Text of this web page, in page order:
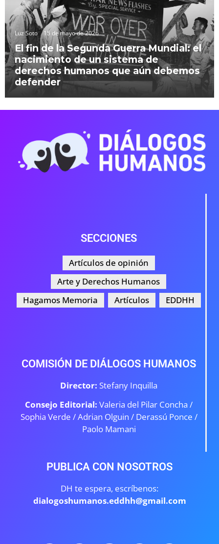
Luz Soto 15 de mayo de 2026
El fin de la Segunda Guerra Mundial: el
nacimiento de un sistema de
derechos humanos que aún debemos
defender
SECCIONES
Artículos de opinión
Arte y Derechos Humanos
Hagamos Memoria
Artículos EDDHH
COMISIÓN DE DIÁLOGOS HUMANOS
Director: Stefany Inquilla
Consejo Editorial: Valeria del Pilar Concha /
Sophia Verde /Adrian Olguin / Derassú Ponce /
Paolo Mamani
PUBLICA CON NOSOTROS
DH te espera, escríbenos:
dialogoshumanos.eddhh@gmail.com